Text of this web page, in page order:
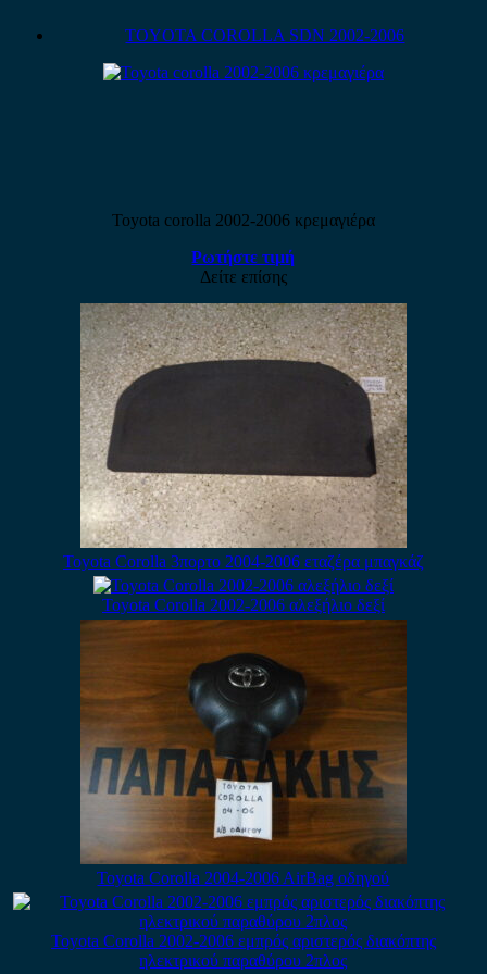
TOYOTA COROLLA SDN 2002-2006
Toyota corolla 2002-2006 κρεμαγιέρα
Ρωτήστε τιμή
Δείτε επίσης
Toyota Corolla 3πορτο 2004-2006 εταζέρα μπαγκάζ
Toyota Corolla 2002-2006 αλεξήλιο δεξί
Toyota Corolla 2004-2006 AirBag οδηγού
Toyota Corolla 2002-2006 εμπρός αριστερός διακόπτης
ηλεκτρικού παραθύρου 2πλος